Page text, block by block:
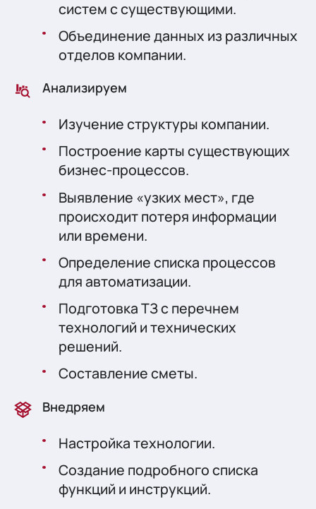
систем с существующими.
Объединение данных из различных
отделов компании.
Анализируем
Изучение структуры компании.
Построение карты существующих
бизнес-процессов.
Выявление «узких мест», где
происходит потеря информации
или времени.
Определение списка процессов
для автоматизации.
Подготовка ТЗ с перечнем
технологий и технических
решений.
Составление сметы.
Внедряем
Настройка технологии.
Создание подробного списка
функций и инструкций.